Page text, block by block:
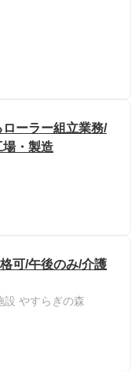
ローラー組立業務/
場・製造
可/午後のみ/介護
設 やすらぎの森